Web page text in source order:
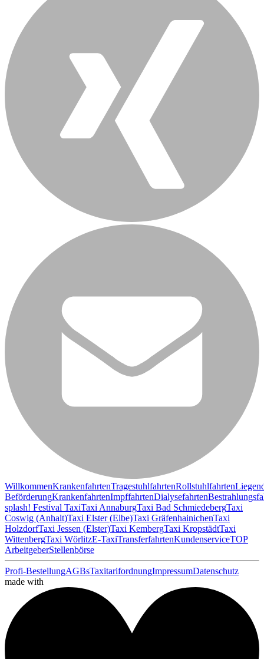
WillkommenKrankenfahrtenTragestuhlfahrtenRollstuhlfahrten
BeförderungKrankenfahrtenImpffahrtenDialysefahrten
splash! Festival TaxiTaxi AnnaburgTaxi Bad SchmiedebergTaxi
Coswig (Anhalt)Taxi Elster (Elbe)Taxi GräfenhainichenTaxi
HolzdorfTaxi Jessen (Elster)Taxi KembergTaxi KropstädtTaxi
WittenbergTaxi WörlitzE-TaxiTransferfahrtenKundenserviceTOP
ArbeitgeberStellenbörse
Profi-BestellungAGBsTaxitarifordnungImpressumDatenschutz
made with